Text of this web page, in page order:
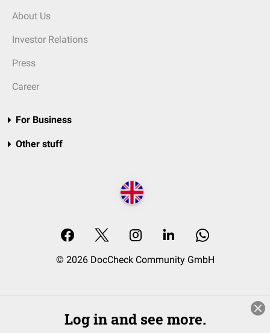
About Us
Investor Relations
Press
Career
For Business
Other stuff
© 2026 DocCheck Community GmbH
Log in and see more.